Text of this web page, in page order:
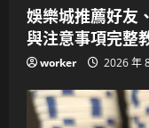
娛樂城推薦好友
與注意事項完整
worker 2026 年